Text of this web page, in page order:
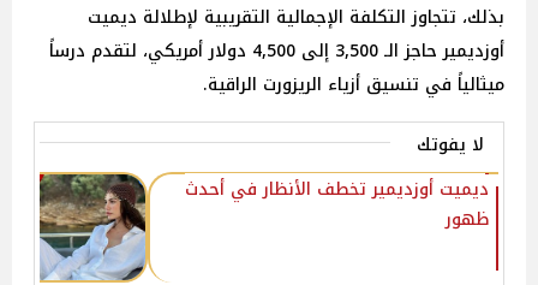
بذلك، تتجاوز التكلفة الإجمالية التقريبية لإطلالة ديميت
أوزديمير حاجز الـ 3,500 إلى 4,500 دولار
أمريكي، لتقدم درساً
ميثالياً في تنسيق أزياء الريزورت الراقية.
لا يفوتك
ديميت أوزديمير تخطف الأنظار في أحدث
ظهور